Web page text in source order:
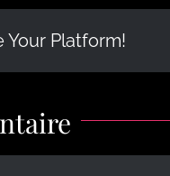
Your Platform!